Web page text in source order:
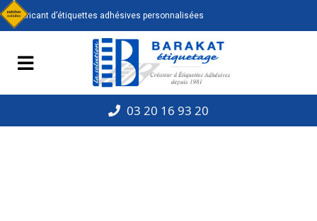
Fabricant d’étiquettes adhésives personnalisées
03 20 16 93 20
Panneau de gestion des cookies